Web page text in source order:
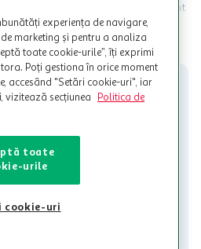
Ofertele MyCLUB Auchan sunt
Beneficiile se acorda in
o singura data in perioada promotiei.
legatura cu magazinele Auchan
indicate de Auchan si
cu alti comercianți sau pentru alte
in Termene si Conditii. Auchan
utilizarii Cardului in perioada in
la sistemul de utilizarea al Cardului.
MAI MULT
ne!
la dispozitie.
experiența de navigare,
marketing și pentru a analiza
toate cookie-urile”, îți exprimi
Poți gestiona în orice moment
accesând "Setări cookie-uri", iar
vizitează secțiunea
Politica de
toate
urile
cookie-uri